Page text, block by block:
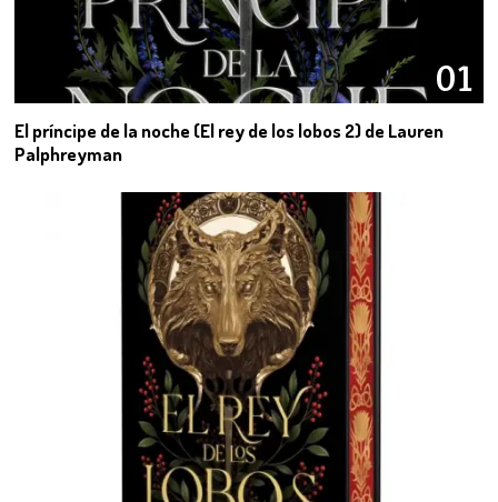
01
El príncipe de la noche (El rey de los lobos 2) de Lauren
Palphreyman